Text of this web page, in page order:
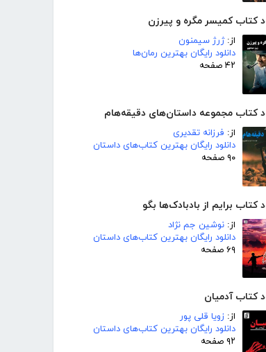
کتاب کمیسر مگره و پیرزن
از:ژرژ سیمنون
دانلود رایگان بهترین رمان‌ها
۴۲ صفحه
کتاب مجموعه داستان‌های دقیقه‌هام
از: فرزانه تقدیری
دانلود رایگان بهترین کتاب‌های داستان
۹۰ صفحه
کتاب برایم از بادبادک‌ها بگو
از: نوشین جم نژاد
دانلود رایگان بهترین کتاب‌های داستان
۶۹ صفحه
کتاب آدمیان
از: زویا قلی پور
دانلود رایگان بهترین کتاب‌های داستان
۹۲ صفحه